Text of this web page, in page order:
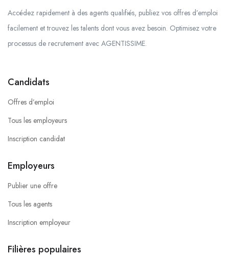
Accédez rapidement à des agents qualifiés, publiez vos offres d’emploi
facilement et trouvez les talents dont vous avez besoin. Optimisez votre
processus de recrutement avec AGENTISSIME.
Candidats
Offres d’emploi
Tous les employeurs
Inscription candidat
Employeurs
Publier une offre
Tous les agents
Inscription employeur
Filières populaires